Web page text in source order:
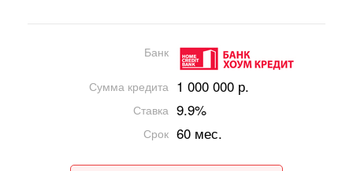
Банк
Сумма кредита 1 000 000 р.
Ставка 9.9%
Срок 60 мес.